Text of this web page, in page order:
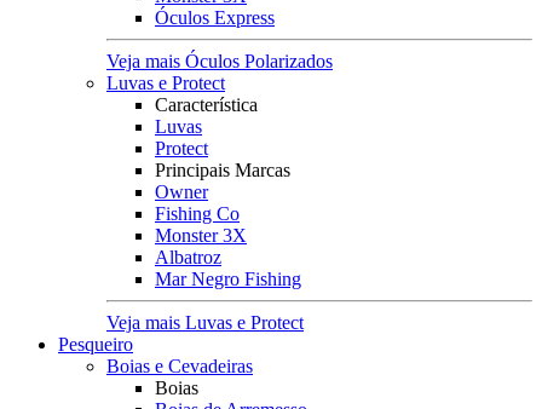
Óculos Express
Veja mais Óculos Polarizados
Luvas e Protect
Característica
Luvas
Protect
Principais Marcas
Owner
Fishing Co
Monster 3X
Albatroz
Mar Negro Fishing
Veja mais Luvas e Protect
Pesqueiro
Boias e Cevadeiras
Boias